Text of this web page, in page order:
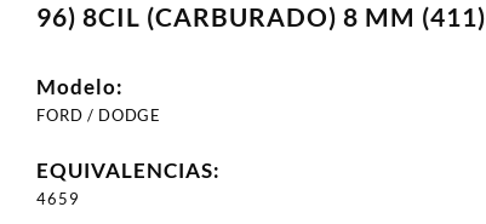
96) 8CIL (CARBURADO) 8 MM (411)
Modelo:
FORD / DODGE
EQUIVALENCIAS:
4659